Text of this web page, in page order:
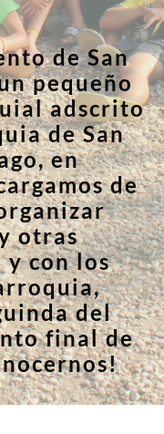
de San
pequeño
adscrito
de San
en
de
otras
y con los
del
final de